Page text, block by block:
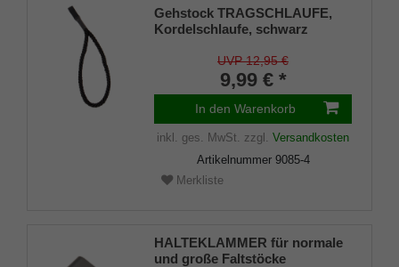
Gehstock TRAGSCHLAUFE,
Kordelschlaufe, schwarz
UVP 12,95 €
9,99 € *
In den Warenkorb
inkl. ges. MwSt. zzgl. Versandkosten
Artikelnummer 9085-4
Merkliste
HALTEKLAMMER für normale
und große Faltstöcke